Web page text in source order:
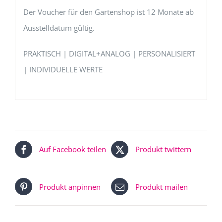
Der Voucher für den Gartenshop ist 12 Monate ab
Ausstelldatum gültig.
PRAKTISCH | DIGITAL+ANALOG | PERSONALISIERT
| INDIVIDUELLE WERTE
Auf Facebook teilen Produkt twittern
Produkt anpinnen Produkt mailen